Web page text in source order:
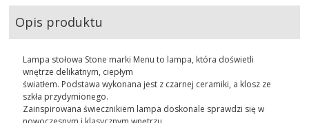
Opis produktu
Lampa stołowa Stone marki Menu to lampa, która doświetli
wnętrze delikatnym, ciepłym
światłem. Podstawa wykonana jest z czarnej ceramiki, a klosz ze
szkła przydymionego.
Zainspirowana świecznikiem lampa doskonale sprawdzi się w